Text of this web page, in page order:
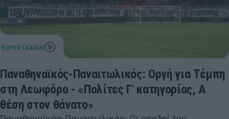
Παναθηναϊκός-Παναιτωλικός: Οργή για Τέμπη
στη Λεωφόρο - «Πολίτες Γ' κατηγορίας, Α
θέση στον θάνατο»